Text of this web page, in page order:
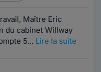
Maître Eric
du cabinet Willway
5... Lire la suite